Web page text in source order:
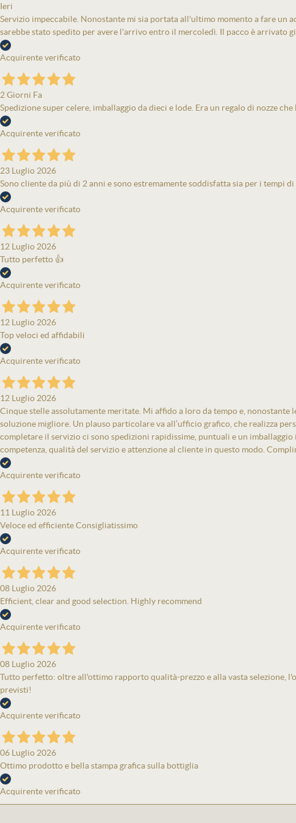
Ieri
Servizio impeccabile. Nonostante mi sia portata all'ultimo momento a fare un
sarebbe stato spedito per avere l'arrivo entro il mercoledì. Il pacco è
Acquirente verificato
2 Giorni Fa
Spedizione super celere, imballaggio da dieci e lode. Era un regalo di nozze
Acquirente verificato
23 Luglio 2026
Sono cliente da più di 2 anni e sono estremamente soddisfatta sia per i tempi
Acquirente verificato
12 Luglio 2026
Tutto perfetto 👍
Acquirente verificato
12 Luglio 2026
Top veloci ed affidabili
Acquirente verificato
12 Luglio 2026
Cinque stelle assolutamente meritate. Mi affido a loro da tempo e,
soluzione migliore. Un plauso particolare va all’ufficio grafico, che realizza
completare il servizio ci sono spedizioni rapidissime, puntuali e un
competenza, qualità del servizio e attenzione al cliente in questo modo.
Acquirente verificato
11 Luglio 2026
Veloce ed efficiente Consigliatissimo
Acquirente verificato
08 Luglio 2026
Efficient, clear and good selection. Highly recommend
Acquirente verificato
08 Luglio 2026
Tutto perfetto: oltre all'ottimo rapporto qualità-prezzo e alla vasta selezione,
previsti!
Acquirente verificato
06 Luglio 2026
Ottimo prodotto e bella stampa grafica sulla bottiglia
Acquirente verificato